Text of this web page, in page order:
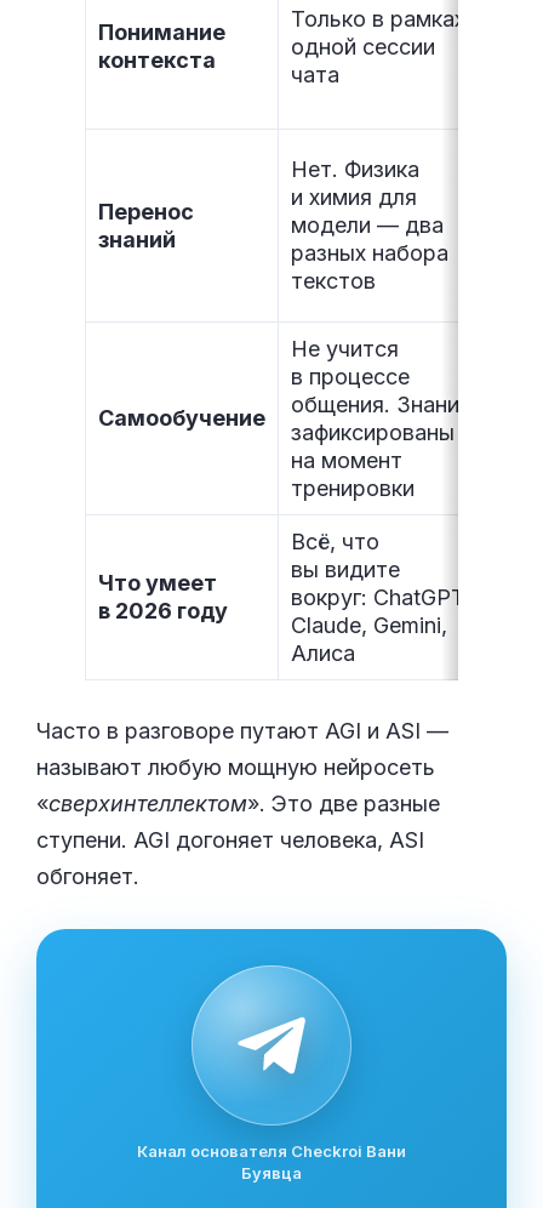
Понимание
контекста
Только в рамках
одной сессии
чата
Перенос
знаний
Нет. Физика
и химия для
модели — два
разных набора
текстов
Самообучение
Не учится
в процессе
общения. Знания
зафиксированы
на момент
тренировки
Что умеет
в 2026 году
Всё, что
вы видите
вокруг: ChatGPT,
Claude, Gemini,
Алиса
Часто в разговоре путают AGI и ASI —
называют любую мощную нейросеть
«сверхинтеллектом». Это две разные
ступени. AGI догоняет человека, ASI
обгоняет.
Канал основателя Checkroi Вани
Буявца